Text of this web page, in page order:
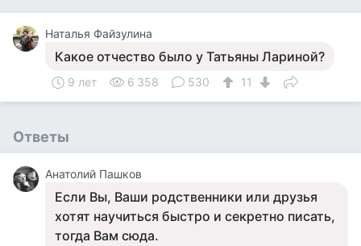
Наталья Файзулина
Какое отчество было у Татьяны Лариной?
9 лет 6 358 530 11
Ответы
Анатолий Пашков
Если Вы, Ваши родственники или друзья
хотят научиться быстро и секретно писать,
тогда Вам сюда.